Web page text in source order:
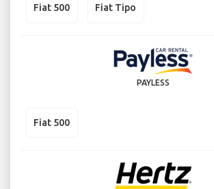
Fiat 500 Fiat Tipo
PAYLESS
Fiat 500